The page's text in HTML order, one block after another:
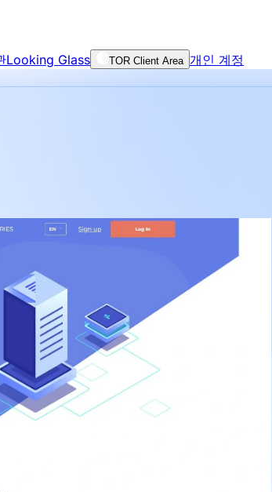
Looking Glass TOR Client Area 개인 계정